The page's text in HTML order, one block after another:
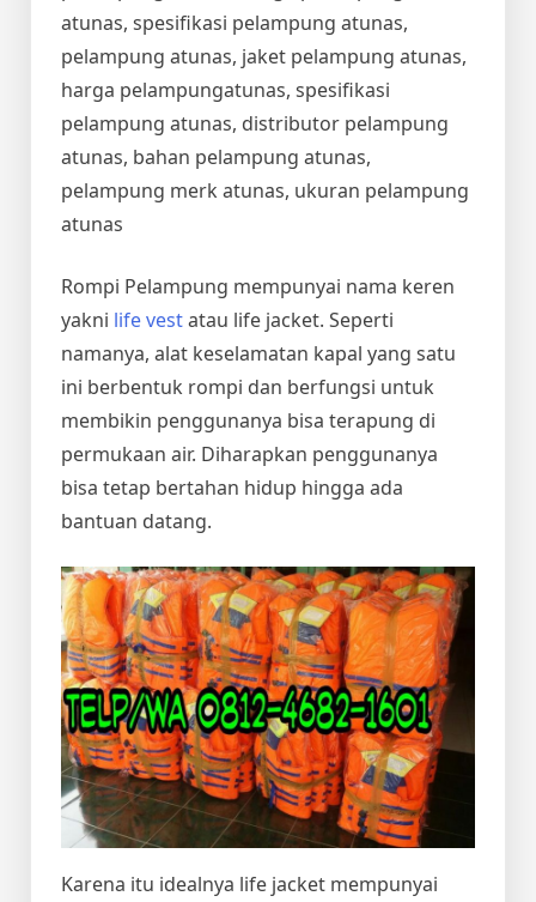
atunas, spesifikasi pelampung atunas,
pelampung atunas, jaket pelampung atunas,
harga pelampungatunas, spesifikasi
pelampung atunas, distributor pelampung
atunas, bahan pelampung atunas,
pelampung merk atunas, ukuran pelampung
atunas
Rompi Pelampung mempunyai nama keren
yakni life vestatau life jacket. Seperti
namanya, alat keselamatan kapal yang satu
ini berbentuk rompi dan berfungsi untuk
membikin penggunanya bisa terapung di
permukaan air. Diharapkan penggunanya
bisa tetap bertahan hidup hingga ada
bantuan datang.
Karena itu idealnya life jacket mempunyai